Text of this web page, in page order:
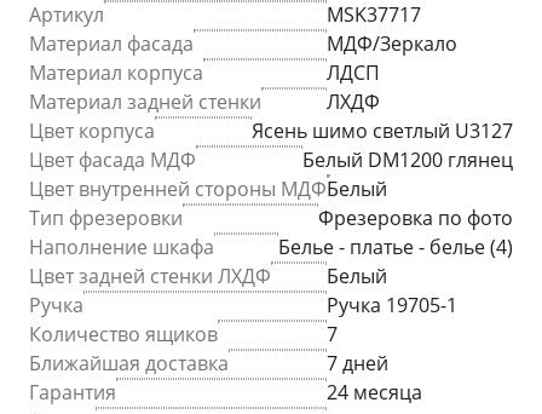
Артикул
MSK37717
Материал фасада
МДФ/Зеркало
Материал корпуса
ЛДСП
Материал задней стенки
ЛХДФ
Цвет корпуса
Ясень шимо светлый U3127
Цвет фасада МДФ
Белый DM1200 глянец
Цвет внутренней стороны МДФБелый
Тип фрезеровки
Фрезеровка по фото
Наполнение шкафа
Белье - платье - белье (4)
Цвет задней стенки ЛХДФ
Белый
Ручка
Ручка 19705-1
Количество ящиков
7
Ближайшая доставка
7 дней
Гарантия
24 месяца